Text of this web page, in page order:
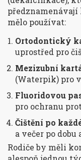
předznamenávají
mělo používat:
Ortodontický
uprostřed pro
Mezizubní
(Waterpik) pro
Fluoridovou
pro ochranu
Čištění po
a večer po
Rodiče by měli